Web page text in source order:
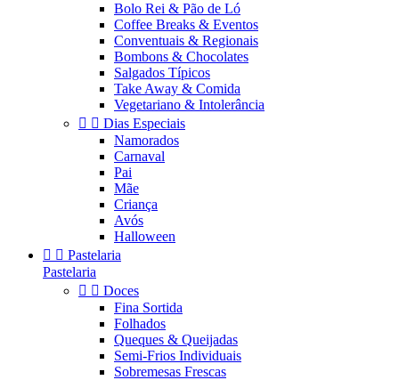
Bolo Rei & Pão de Ló
Coffee Breaks & Eventos
Conventuais & Regionais
Bombons & Chocolates
Salgados Típicos
Take Away & Comida
Vegetariano & Intolerância
  Dias Especiais
Namorados
Carnaval
Pai
Mãe
Criança
Avós
Halloween
  Pastelaria
Pastelaria
  Doces
Fina Sortida
Folhados
Queques & Queijadas
Semi-Frios Individuais
Sobremesas Frescas